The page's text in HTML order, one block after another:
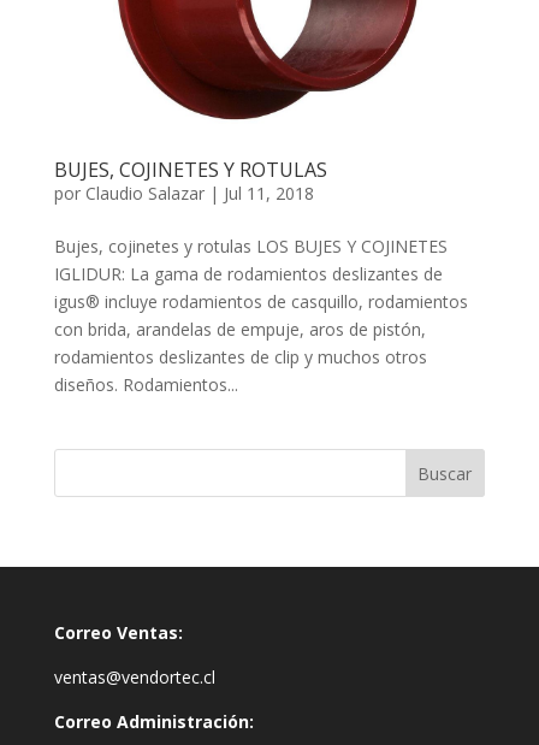
BUJES, COJINETES Y ROTULAS
por Claudio Salazar| Jul 11, 2018
Bujes, cojinetes y rotulas LOS BUJES Y COJINETES
IGLIDUR: La gama de rodamientos deslizantes de
igus® incluye rodamientos de casquillo, rodamientos
con brida, arandelas de empuje, aros de pistón,
rodamientos deslizantes de clip y muchos otros
diseños. Rodamientos...
Correo Ventas:
ventas@vendortec.cl
Correo Administración: